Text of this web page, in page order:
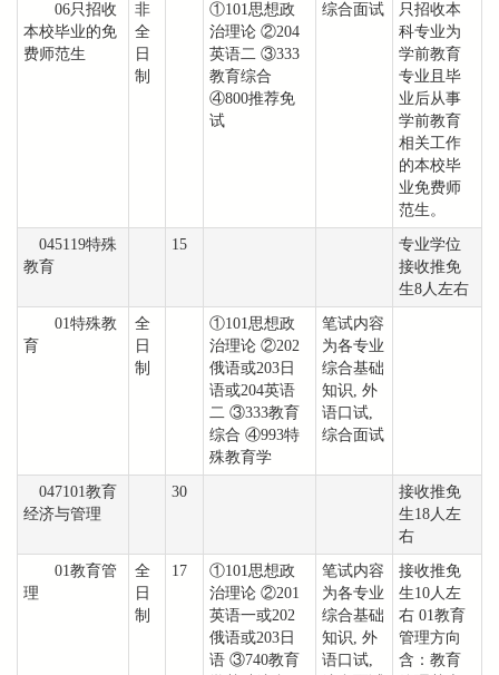
06只招收
本校毕业的免
费师范生
非
全
日
制
①101思想政
治理论 ②204
英语二 ③333
教育综合
④800推荐免
试
综合面试
只招收本
科专业为
学前教育
专业且毕
业后从事
学前教育
相关工作
的本校毕
业免费师
范生。
045119特殊
教育
15
专业学位
接收推免
生8人左右
01特殊教
育
全
日
制
①101思想政
治理论 ②202
俄语或203日
语或204英语
二 ③333教育
综合 ④993特
殊教育学
笔试内容
为各专业
综合基础
知识, 外
语口试,
综合面试
047101教育
经济与管理
30
接收推免
生18人左
右
01教育管
理
全
日
制
17
①101思想政
治理论 ②201
英语一或202
俄语或203日
语 ③740教育
笔试内容
为各专业
综合基础
知识, 外
语口试,
接收推免
生10人左
右 01教育
管理方向
含：教育